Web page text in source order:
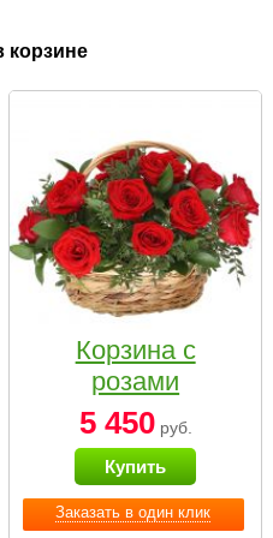
корзине
Заказать в один клик
Корзина с
розами
«Красный
Париж»
5 450руб.
Купить